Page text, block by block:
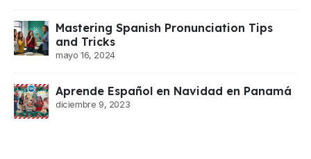
Mastering Spanish Pronunciation Tips
and Tricks
mayo 16, 2024
Aprende Español en Navidad en Panamá
diciembre 9, 2023